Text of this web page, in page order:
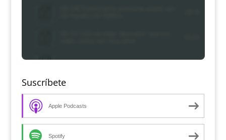
Suscríbete
Apple Podcasts
Spotify